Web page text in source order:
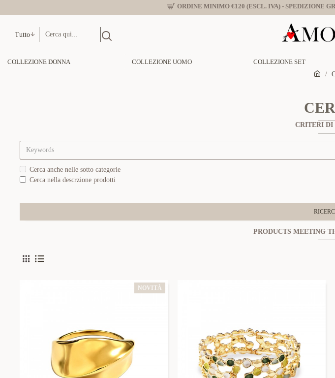
ORDINE MINIMO €120 (ESCL. IVA) - SPEDIZIONE
Tutto
COLLEZIONE DONNA COLLEZIONE UOMO COLLEZIONE SET
CRITERI DI
Cerca anche nelle sotto categorie
Cerca nella descrzione prodotti
PRODUCTS MEETING
NOVITÀ